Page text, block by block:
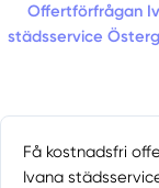
Offertförfrågan
städsservice
Få kostnadsfri
Ivana